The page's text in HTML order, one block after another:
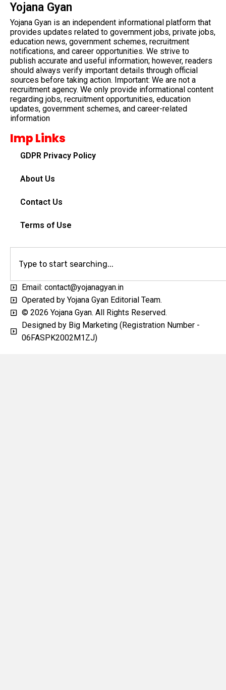
Yojana Gyan
Yojana Gyan is an independent informational platform that
provides updates related to government jobs, private jobs,
education news, government schemes, recruitment
notifications, and career opportunities. We strive to
publish accurate and useful information; however, readers
should always verify important details through official
sources before taking action. Important: We are not a
recruitment agency. We only provide informational content
regarding jobs, recruitment opportunities, education
updates, government schemes, and career-related
information
Imp Links
GDPR Privacy Policy
About Us
Contact Us
Terms of Use
Email: contact@yojanagyan.in
Operated by Yojana Gyan Editorial Team.
© 2026 Yojana Gyan. All Rights Reserved.
Designed by Big Marketing (Registration Number -
06FASPK2002M1ZJ)